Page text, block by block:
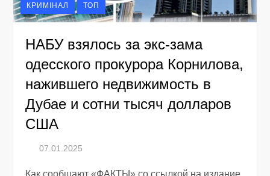
КРИМІНАЛ ТОП
НАБУ взялось за экс-зама
одесского прокурора Корнилова,
нажившего недвижимость в
Дубае и сотни тысяч долларов
США
Как сообщают «ФАКТЫ» со ссылкой на издание